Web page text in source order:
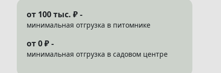
от 100 тыс. ₽ -
минимальная отгрузка в питомнике
от 0 ₽ -
минимальная отгрузка в садовом центре